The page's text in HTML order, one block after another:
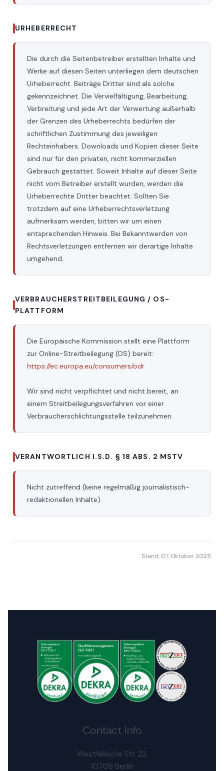
URHEBERRECHT
Die durch die Seitenbetreiber erstellten Inhalte und
Werke auf diesen Seiten unterliegen dem deutschen
Urheberrecht. Beiträge Dritter sind als solche
gekennzeichnet. Die Vervielfältigung, Bearbeitung,
Verbreitung und jede Art der Verwertung außerhalb
der Grenzen des Urheberrechts bedürfen der
schriftlichen Zustimmung des jeweiligen
Rechteinhabers. Downloads und Kopien dieser Seite
sind nur für den privaten, nicht kommerziellen
Gebrauch gestattet. Soweit Inhalte auf dieser Seite
nicht vom Betreiber erstellt wurden, werden die
Urheberrechte Dritter beachtet. Sollten Sie
trotzdem auf eine Urheberrechtsverletzung
aufmerksam werden, bitten wir um einen
entsprechenden Hinweis. Bei Bekanntwerden von
Rechtsverletzungen entfernen wir derartige Inhalte
umgehend.
VERBRAUCHERSTREITBEILEGUNG / OS-
PLATTFORM
Die Europäische Kommission stellt eine Plattform
zur Online-Streitbeilegung (OS) bereit:
https://ec.europa.eu/consumers/odr
Wir sind nicht verpflichtet und nicht bereit, an
einem Streitbeilegungsverfahren vor einer
Verbraucherschlichtungsstelle teilzunehmen.
VERANTWORTLICH I.S.D. § 18 ABS. 2 MSTV
Nicht zutreffend (keine regelmäßig journalistisch-
redaktionellen Inhalte).
Stand: 07. Oktober 2025
Contact Info
Westfälische Str. 22,
10709 Berlin